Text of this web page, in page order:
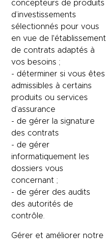
concepteurs de produits
d’investissements
sélectionnés pour vous
en vue de l'établissement
de contrats adaptés à
vos besoins ;
- déterminer si vous êtes
admissibles à certains
produits ou services
d’assurance
- de gérer la signature
des contrats
- de gérer
informatiquement les
dossiers vous
concernant ;
- de gérer des audits
des autorités de
contrôle.
Gérer et améliorer notre